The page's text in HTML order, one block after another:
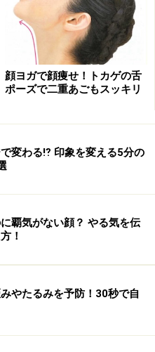
顔ヨガで顔痩せ！トカゲの舌
ポーズで二重あごもスッキリ
変わる⁉ 印象を変える5分の
覇気がない顔？ やる気を伝
！
やたるみを予防！30秒で自